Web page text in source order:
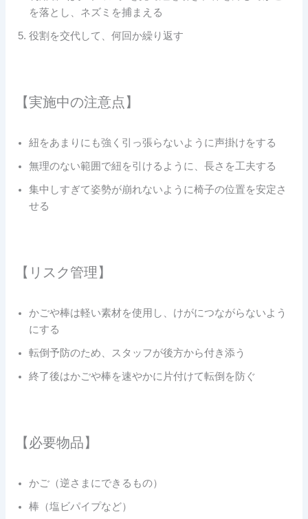
を落とし、ネズミを捕まえる
役割を交代して、何回か繰り返す
【実施中の注意点】
紐をあまりにも強く引っ張らないように声掛けをする
無理のない範囲で紐を引けるように、長さを工夫する
集中しすぎて姿勢が崩れないように椅子の位置を安定さ
せる
【リスク管理】
かごや棒は軽い素材を使用し、けがにつながらないよう
にする
転倒予防のため、スタッフが後方から付き添う
終了後はかごや棒を速やかに片付けて転倒を防ぐ
【必要物品】
かご（逆さまにできるもの）
棒（塩ビパイプなど）